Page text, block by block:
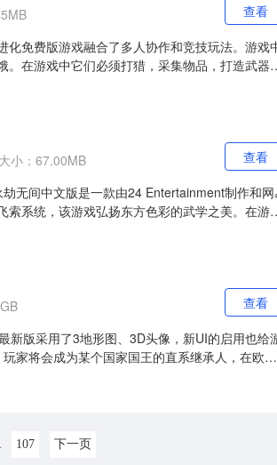
免费版游戏融合了多人协作和竞技玩法。游戏
在游戏中它们必须打猎，采集物品，打造武器
查看
大小：67.00MB
无间中文版是一款由24 Entertainment制作和网
系统，该游戏弘扬东方色彩的武学之美。在游
查看
新版采用了3地形图、3D头像，新UI的启用也给
家将会成为某个国家国王的直系继承人，在欧洲
查看
107 下一页